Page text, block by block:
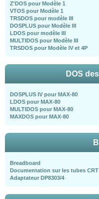
Z'DOS pour Modèle 1
VTOS pour Modèle 1
TRSDOS pour modèle III
DOSPLUS pour Modèle III
LDOS pour modèle III
MULTIDOS pour Modèle III
TRSDOS pour Modèle IV et 4P
DOS
DOSPLUS IV pour MAX-80
LDOS pour MAX-80
MULTIDOS pour MAX-80
MAXDOS pour MAX-80
Breadboard
Documentation sur les tubes CRT
Adaptateur DP8303/4